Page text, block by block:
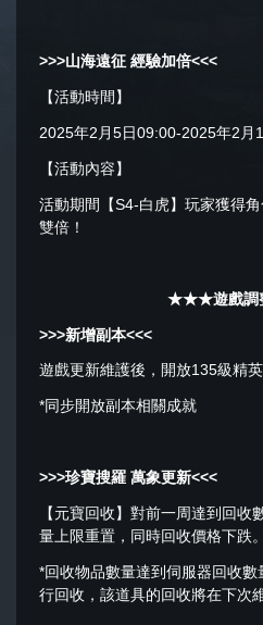
>>>山海遠征 經驗加倍<<<
【活動時間】
2025年2月5日09:00-2025年2月
【活動內容】
活動期間【S4-白虎】玩家獲得
雙倍！
★★★遊戲
>>>新增副本<<<
遊戲更新維護後，開放135級精
*同步開放副本相關成就
>>>珍寶搜羅 萬象更新<<<
【元寶回收】對前一周達到回收
量上限重置，同時回收價格下跌。
*回收物品數量達到伺服器回收
行回收，該道具的回收將在下次